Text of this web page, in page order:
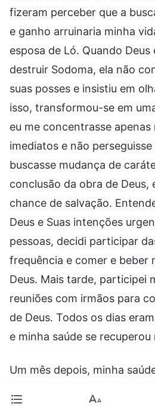
fizeram perceber que a
e ganho arruinaria minha
esposa de Ló. Quando
destruir Sodoma, ela não
suas posses e insistiu em
isso, transformou-se em
eu me concentrasse
imediatos e não
buscasse mudança de
conclusão da obra de Deus,
chance de salvação.
Deus e Suas intenções
pessoas, decidi participar
frequência e comer e beber
Deus. Mais tarde, participei
reuniões com irmãos para
de Deus. Todos os dias
e minha saúde se
Um mês depois, minha
dia, e minha tia, que